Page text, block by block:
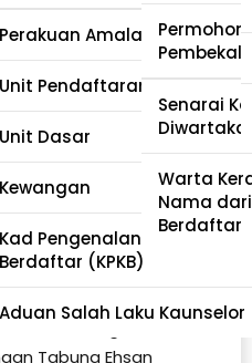
Soalan Lazim
Perakuan Amalan (PA)
Unit Pendaftaran dan
Unit Dasar
Kewangan
Kad Pengenalan Kaunselor
Berdaftar (KPKB)
Aduan Salah Laku Kaunselor
Pembekal
Pewartaan
Senarai
Warta
Nama
Berdaftar
Tabung
No Comments
telah
bagi
Tabung Ehsan